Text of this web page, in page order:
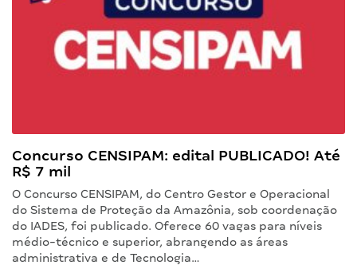
Concurso CENSIPAM: edital PUBLICADO! Até
R$ 7 mil
O Concurso CENSIPAM, do Centro Gestor e Operacional
do Sistema de Proteção da Amazônia, sob coordenação
do IADES, foi publicado. Oferece 60 vagas para níveis
médio-técnico e superior, abrangendo as áreas
administrativa e de Tecnologia…